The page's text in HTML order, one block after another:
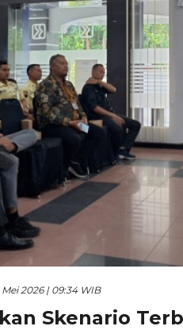
2026 | 09:34 WIB
Skenario